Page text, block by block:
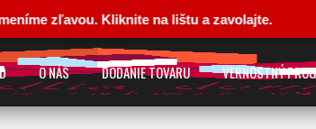
O NÁS DODANIE TOVARU VERNOSTNÝ
zľavou. Kliknite na lištu a zavolajte.